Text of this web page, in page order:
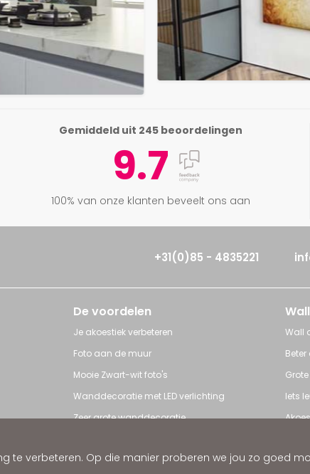
te verbeteren. Op die manier proberen we jou zo goed
Gemiddeld uit 245 beoordelingen
9.7
100% van onze klanten beveelt ons aan
+31(0)85 - 4835221
De voordelen
Je akoestiek verbeteren
Foto aan de muur
Mooie Zwart-wit foto's
Wanddecoratie met LED verlichting
Zeer grote wanddecoratie
Wall
Iets